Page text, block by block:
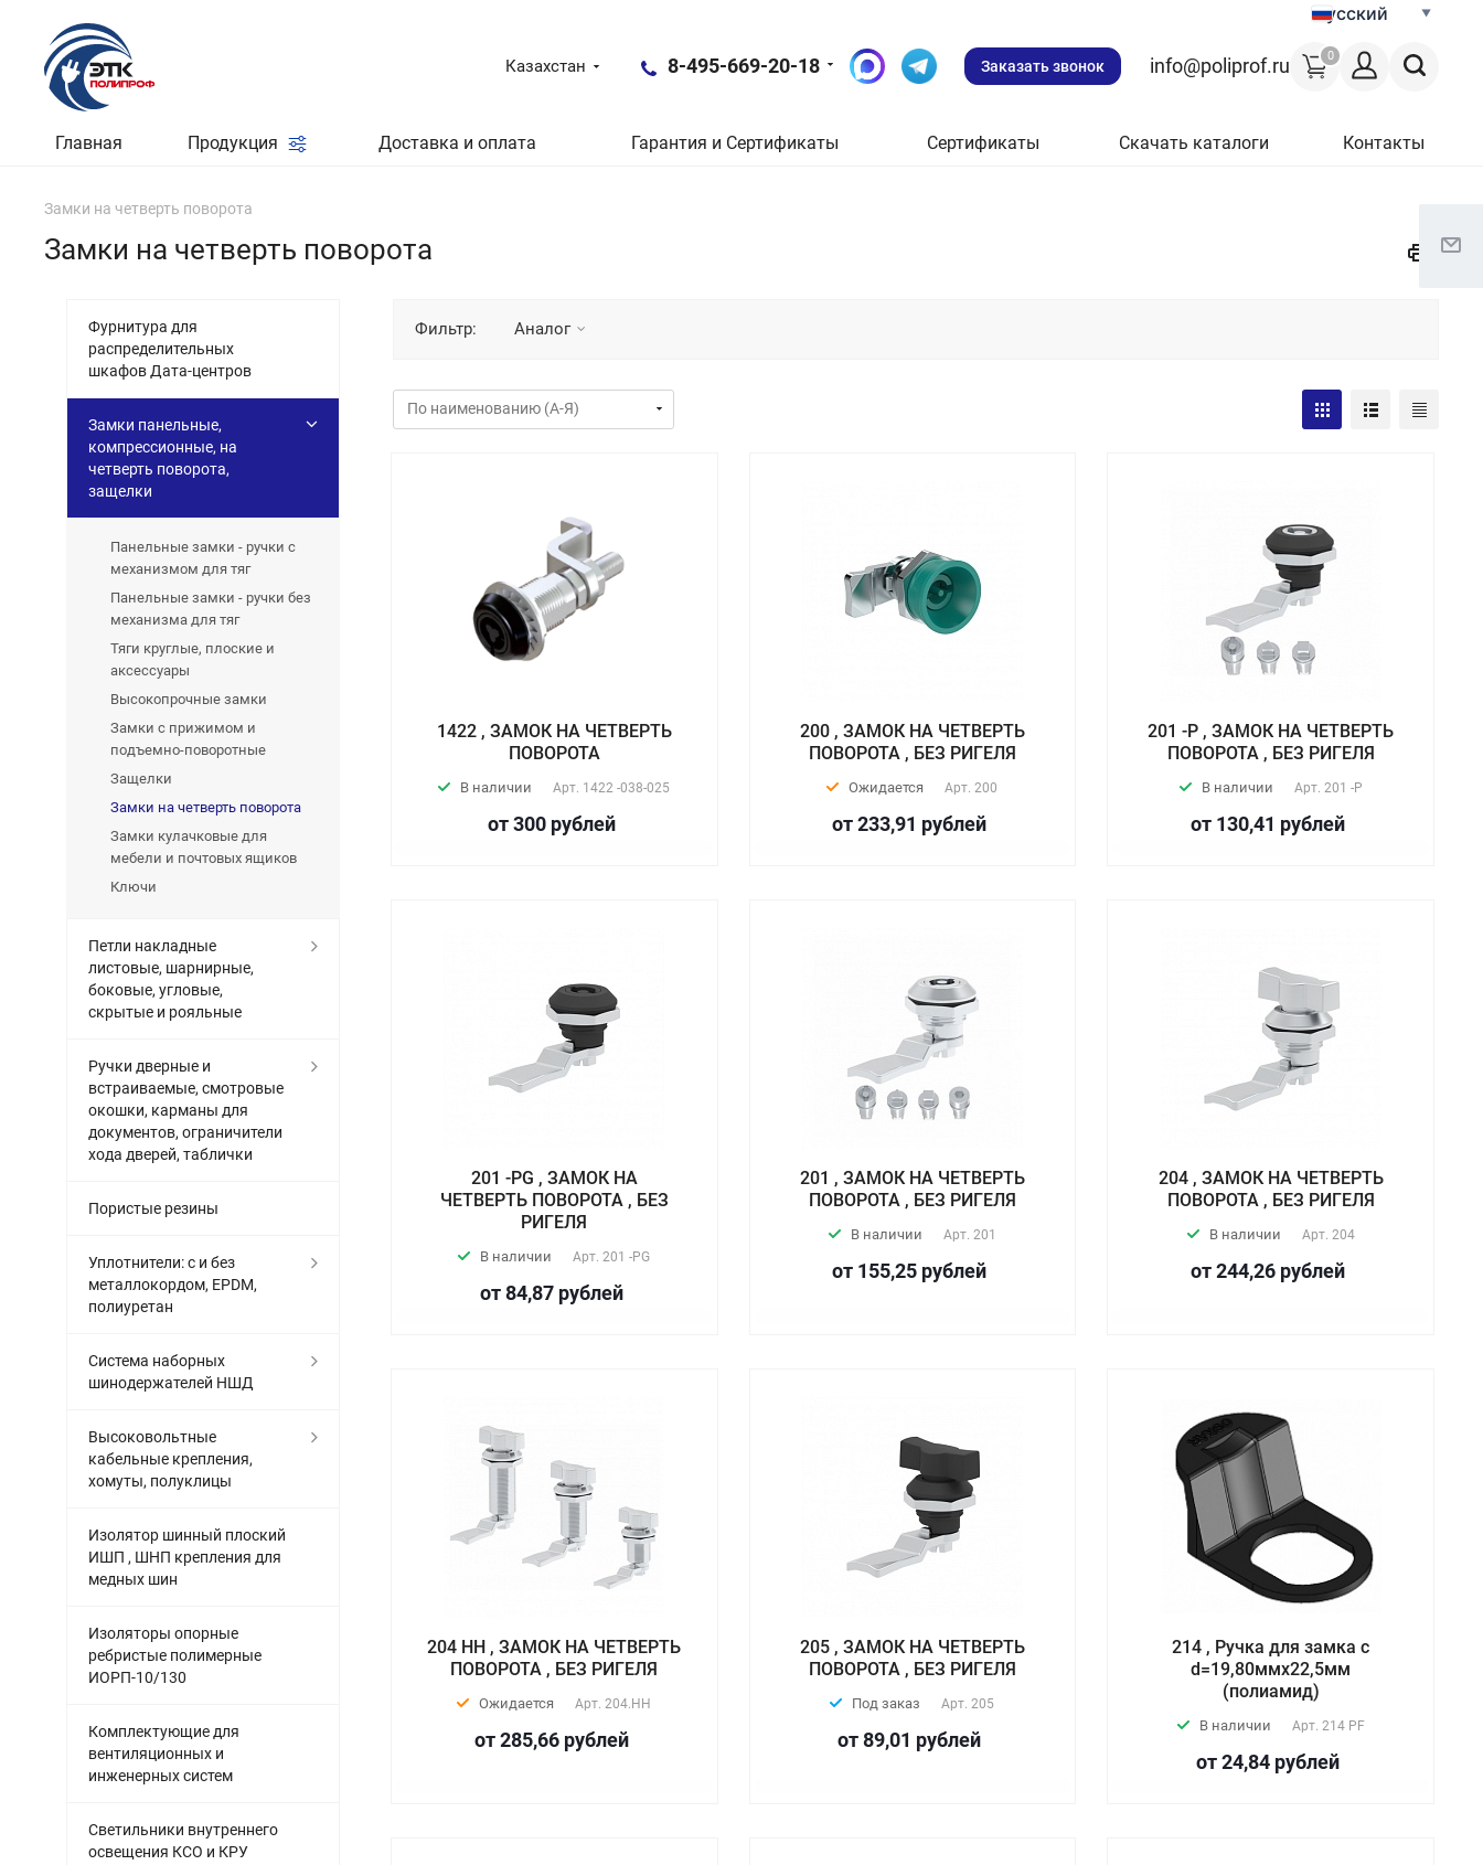
Русский
0
Казахстан 8-495-669-20-18 Заказать звонок info@poliprof.ru
Главная Продукция Доставка и оплата Гарантия и Сертификаты Сертификаты Скачать каталоги Контакты
Замки на четверть поворота
Замки на четверть поворота
Фильтр: Аналог
1422 , ЗАМОК НА ЧЕТВЕРТЬ
ПОВОРОТА
В наличии Арт. 1422 -038-025
от 300 рублей
200 , ЗАМОК НА ЧЕТВЕРТЬ
ПОВОРОТА , БЕЗ РИГЕЛЯ
Ожидается Арт.200
от 233,91 рублей
201 -P , ЗАМОК НА ЧЕТВЕРТЬ
ПОВОРОТА , БЕЗ РИГЕЛЯ
В наличии Арт. 201 -P
от 130,41 рублей
201 -PG , ЗАМОК НА
ЧЕТВЕРТЬ ПОВОРОТА , БЕЗ
РИГЕЛЯ
В наличии Арт.201 -PG
от 84,87 рублей
201 , ЗАМОК НА ЧЕТВЕРТЬ
ПОВОРОТА , БЕЗ РИГЕЛЯ
В наличии Арт. 201
от 155,25 рублей
204 , ЗАМОК НА ЧЕТВЕРТЬ
ПОВОРОТА , БЕЗ РИГЕЛЯ
В наличии Арт. 204
от 244,26 рублей
204 НН , ЗАМОК НА ЧЕТВЕРТЬ
ПОВОРОТА , БЕЗ РИГЕЛЯ
Ожидается Арт.204.HH
от 285,66 рублей
205 , ЗАМОК НА ЧЕТВЕРТЬ
ПОВОРОТА , БЕЗ РИГЕЛЯ
Под заказ Арт.205
от 89,01 рублей
214 , Ручка для замка с
d=19,80ммх22,5мм
(полиамид)
В наличии Арт. 214 PF
от 24,84 рублей
Фурнитура для
распределительных
шкафов Дата-центров
Замки панельные,
компрессионные, на
четверть поворота,
защелки
Панельные замки - ручки с
механизмом для тяг
Панельные замки - ручки без
механизма для тяг
Тяги круглые, плоские и
аксессуары
Высокопрочные замки
Замки с прижимом и
подъемно-поворотные
Защелки
Замки на четверть поворота
Замки кулачковые для
мебели и почтовых ящиков
Ключи
Петли накладные
листовые, шарнирные,
боковые, угловые,
скрытые и рояльные
Ручки дверные и
встраиваемые, смотровые
окошки, карманы для
документов, ограничители
хода дверей, таблички
Пористые резины
Уплотнители: с и без
металлокордом, EPDM,
полиуретан
Система наборных
шинодержателей НШД
Высоковольтные
кабельные крепления,
хомуты, полуклицы
Изолятор шинный плоский
ИШП , ШНП крепления для
медных шин
Изоляторы опорные
ребристые полимерные
ИОРП-10/130
Комплектующие для
вентиляционных и
инженерных систем
Светильники внутреннего
освещения КСО и КРУ